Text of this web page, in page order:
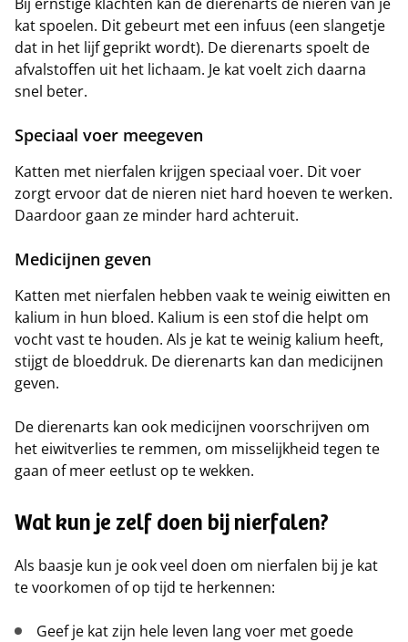
kat spoelen. Dit gebeurt met een infuus (een slangetje
dat in het lijf geprikt wordt). De dierenarts spoelt de
afvalstoffen uit het lichaam. Je kat voelt zich daarna
snel beter.
Speciaal voer meegeven
Katten met nierfalen krijgen speciaal voer. Dit voer
zorgt ervoor dat de nieren niet hard hoeven te werken.
Daardoor gaan ze minder hard achteruit.
Medicijnen geven
Katten met nierfalen hebben vaak te weinig eiwitten en
kalium in hun bloed. Kalium is een stof die helpt om
vocht vast te houden. Als je kat te weinig kalium heeft,
stijgt de bloeddruk. De dierenarts kan dan medicijnen
geven.
De dierenarts kan ook medicijnen voorschrijven om
het eiwitverlies te remmen, om misselijkheid tegen te
gaan of meer eetlust op te wekken.
Wat kun je zelf doen bij nierfalen?
Als baasje kun je ook veel doen om nierfalen bij je kat
te voorkomen of op tijd te herkennen:
Geef je kat zijn hele leven lang voer met goede